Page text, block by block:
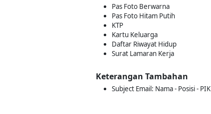
Pas Foto Berwarna
Pas Foto Hitam Putih
KTP
Kartu Keluarga
Daftar Riwayat Hidup
Surat Lamaran Kerja
Keterangan Tambahan
Subject Email: Nama - Posisi - PIK